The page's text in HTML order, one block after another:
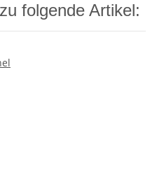
folgende Artikel: